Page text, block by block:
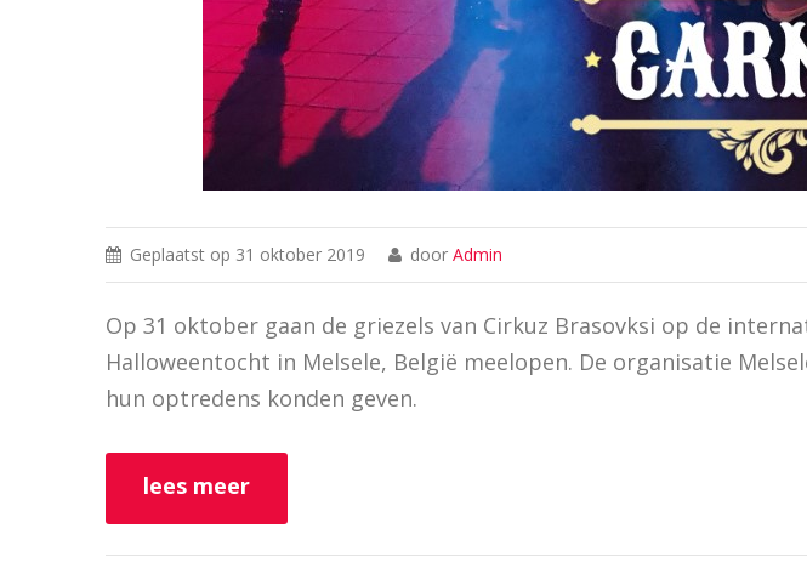
Geplaatst op 31 oktober 2019 door Admin
Op 31 oktober gaan de griezels van Cirkuz Brasovksi op de
Halloweentocht in Melsele, België meelopen. De organisatie
hun optredens konden geven.
lees meer